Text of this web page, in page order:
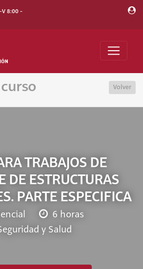
V 8:00 -
Volver
TRABAJOS DE
DE ESTRUCTURAS
PARTE ESPECIFICA
6 horas
y Salud